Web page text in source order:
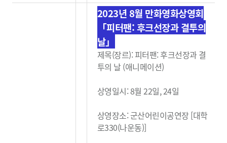
2023년 8월 만화영화상영회
「피터팬: 후크선장과 결투의
날」
제목(장르): 피터팬: 후크선장과 결
투의 날 (애니메이션)
상영일시: 8월 22일, 24일
상영장소: 군산어린이공연장 [대학
로330(나운동)]